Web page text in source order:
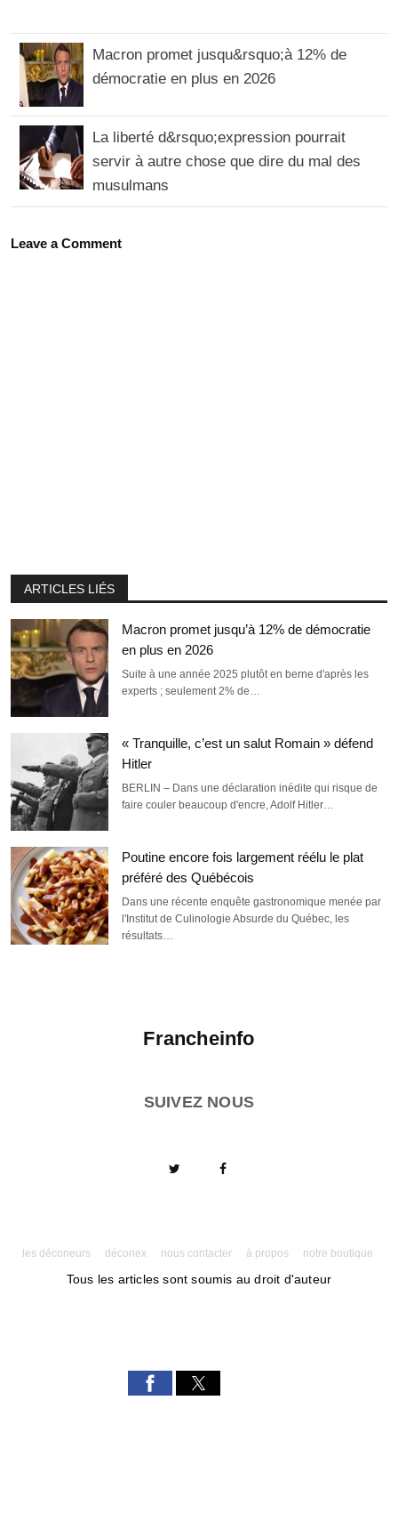
Macron promet jusqu&rsquo;à 12% de
démocratie en plus en 2026
La liberté d&rsquo;expression pourrait
servir à autre chose que dire du mal des
musulmans
Leave a Comment
ARTICLES LIÉS
Macron promet jusqu’à 12% de démocratie
en plus en 2026
Suite à une année 2025 plutôt en berne d'après les
experts ; seulement 2% de…
« Tranquille, c’est un salut Romain » défend
Hitler
BERLIN – Dans une déclaration inédite qui risque de
faire couler beaucoup d'encre, Adolf Hitler…
Poutine encore fois largement réélu le plat
préféré des Québécois
Dans une récente enquête gastronomique menée par
l'Institut de Culinologie Absurde du Québec, les
résultats…
Francheinfo
SUIVEZ NOUS
les déconeurs déconex nous contacter à propos notre boutique
Tous les articles sont soumis au droit d'auteur